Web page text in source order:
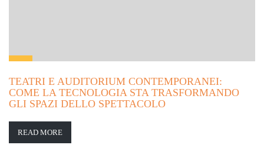
TEATRI E AUDITORIUM CONTEMPORANEI:
COME LA TECNOLOGIA STA TRASFORMANDO
GLI SPAZI DELLO SPETTACOLO
READ MORE